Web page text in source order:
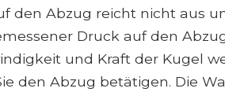
den Abzug reicht nicht aus
Druck auf den
und Kraft der Kugel
den Abzug betätigen. Die